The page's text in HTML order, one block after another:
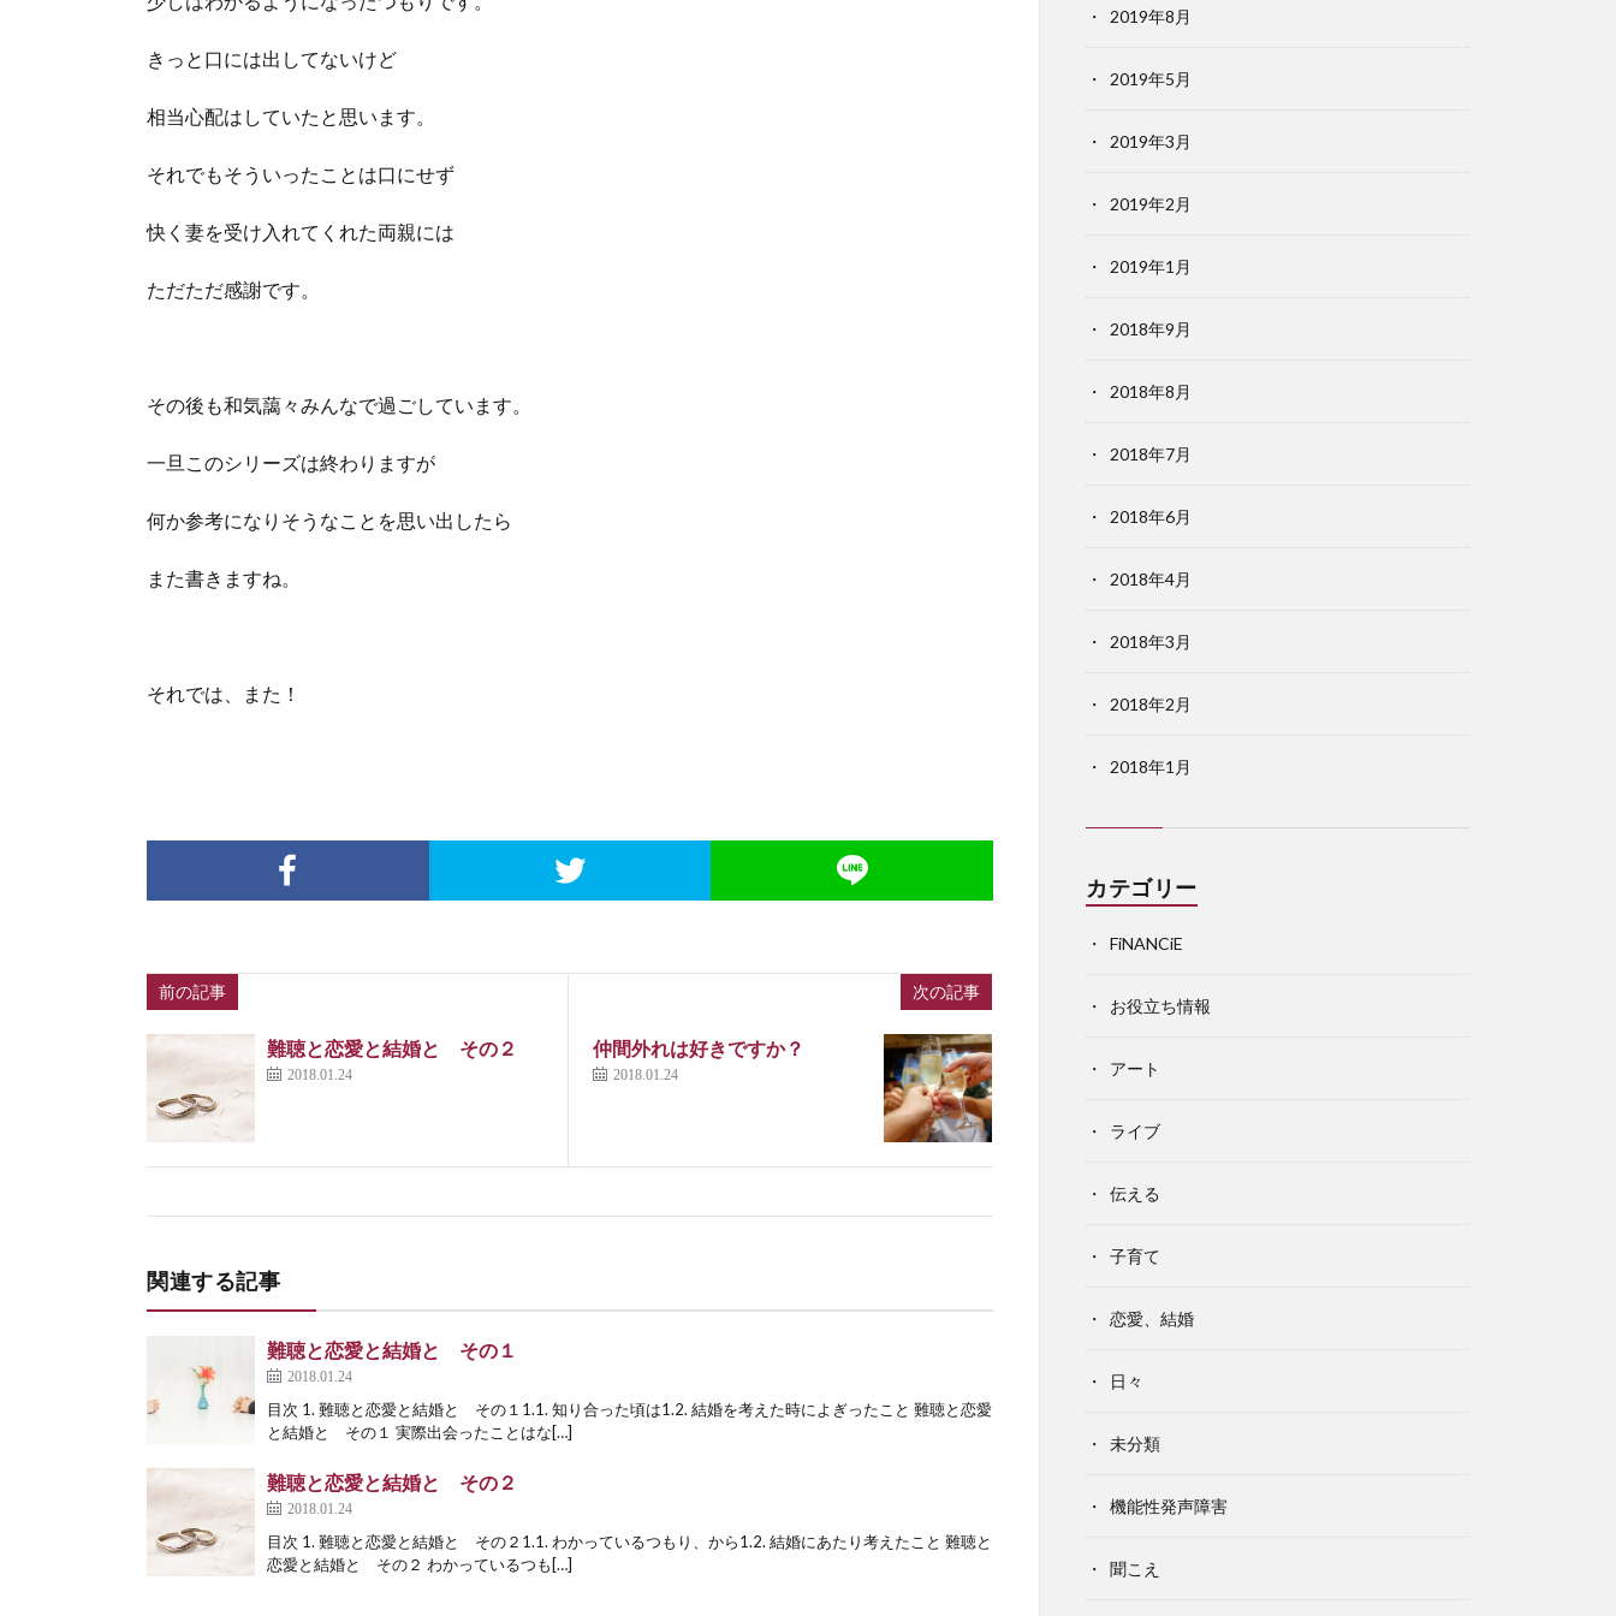
きっと口には出してないけど
相当心配はしていたと思います。
それでもそういったことは口にせず
快く妻を受け入れてくれた両親には
ただただ感謝です。
その後も和気藹々みんなで過ごしています。
一旦このシリーズは終わりますが
何か参考になりそうなことを思い出したら
また書きますね。
それでは、また！
前の記事
難聴と恋愛と結婚と その２
2018.01.24
次の記事
仲間外れは好きですか？
2018.01.24
関連する記事
難聴と恋愛と結婚と その１
2018.01.24
目次 1. 難聴と恋愛と結婚と その１1.1. 知り合った頃は1.2. 結婚を考えた時によぎったこと 難聴と恋愛
と結婚と その１ 実際出会ったことはな[…]
難聴と恋愛と結婚と その２
2018.01.24
目次 1. 難聴と恋愛と結婚と その２1.1. わかっているつもり、から1.2. 結婚にあたり考えたこと 難聴と
恋愛と結婚と その２ わかっているつも[…]
2019年8月
2019年5月
2019年3月
2019年2月
2019年1月
2018年9月
2018年8月
2018年7月
2018年6月
2018年4月
2018年3月
2018年2月
2018年1月
カテゴリー
FiNANCiE
お役立ち情報
アート
ライブ
伝える
子育て
恋愛、結婚
日々
未分類
機能性発声障害
聞こえ